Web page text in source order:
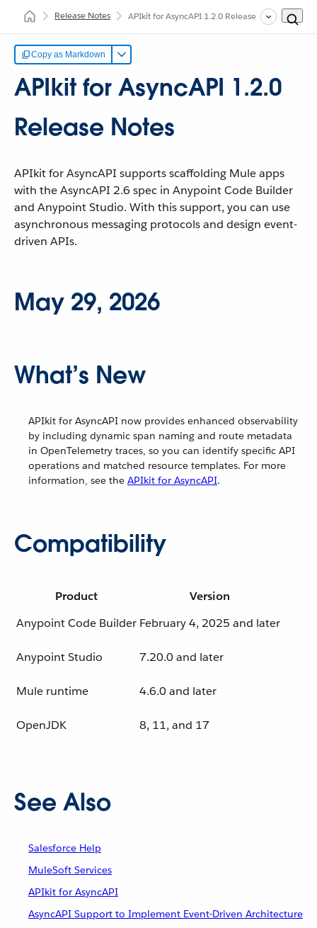
Release Notes APIkit for AsyncAPI 1.2.0 Release Notes
Copy as Markdown
APIkit for AsyncAPI 1.2.0
Release Notes
APIkit for AsyncAPI supports scaffolding Mule apps
with the AsyncAPI 2.6 spec in Anypoint Code Builder
and Anypoint Studio. With this support, you can use
asynchronous messaging protocols and design event-
driven APIs.
May 29, 2026
What’s New
APIkit for AsyncAPI now provides enhanced observability
by including dynamic span naming and route metadata
in OpenTelemetry traces, so you can identify specific API
operations and matched resource templates. For more
information, see the APIkit for AsyncAPI.
Compatibility
Product
Version
Anypoint Code Builder February 4, 2025 and later
Anypoint Studio 7.20.0 and later
Mule runtime 4.6.0 and later
OpenJDK 8, 11, and 17
See Also
Salesforce Help
MuleSoft Services
APIkit for AsyncAPI
AsyncAPI Support to Implement Event-Driven Architecture